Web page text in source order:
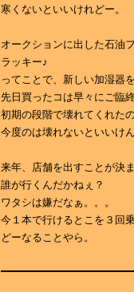
寒くないといいけれどー。
オークションに出した石油
ラッキー♪
ってことで、新しい加湿器
先日買ったコは早々にご臨
初期の段階で壊れてくれた
今度のは壊れないといいけ
来年、店舗を出すことが決
誰が行くんだかねぇ？
ワタシは嫌だなぁ。。。
今１本で行けるとこを３回
どーなることやら。